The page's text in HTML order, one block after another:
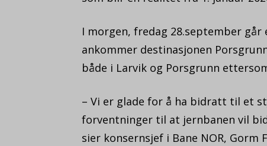
I morgen, fredag 28.september går
ankommer destinasjonen
både i Larvik og Porsgrunn
– Vi er glade for å ha bidratt til et
forventninger til at jernbanen vil
sier konsernsjef i Bane NOR,